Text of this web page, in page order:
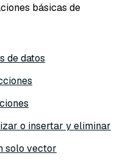
básicas de
de datos
o insertar y eliminar
solo vector